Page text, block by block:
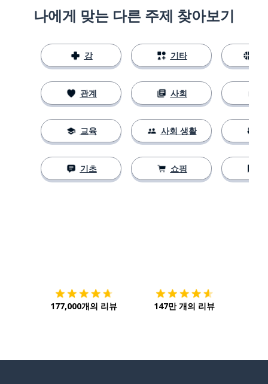
나에게 맞는 다른 주제 찾아보기
강
관계
교육
기초
기타
사회
사회 생활
쇼핑
177,000개의 리뷰 147만 개의 리뷰